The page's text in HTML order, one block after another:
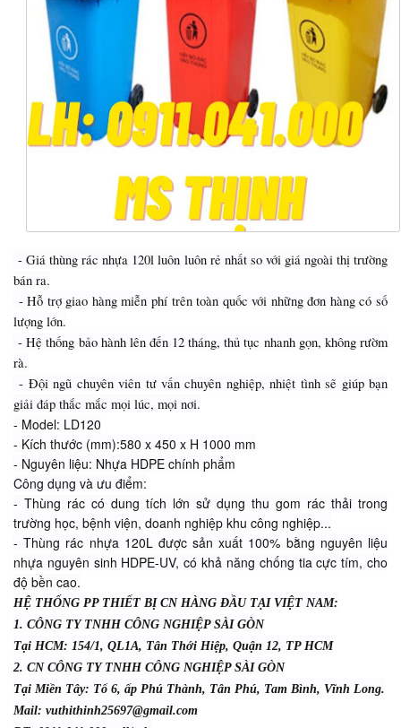
- Giá thùng rác nhựa 120l luôn luôn rẻ nhất so với giá ngoài thị trường
bán ra.
- Hỗ trợ giao hàng miễn phí trên toàn quốc với những đơn hàng có số
lượng lớn.
- Hệ thống bảo hành lên đến 12 tháng, thủ tục nhanh gọn, không rườm
rà.
- Đội ngũ chuyên viên tư vấn chuyên nghiệp, nhiệt tình sẽ giúp bạn
giải đáp thắc mắc mọi lúc, mọi nơi.
- Model: LD120
- Kích thước (mm):580 x 450 x H 1000 mm
- Nguyên liệu: Nhựa HDPE chính phẩm
Công dụng và ưu điểm:
- Thùng rác có dung tích lớn sử dụng thu gom rác thải trong
trường học, bệnh viện, doanh nghiệp khu công nghiệp...
- Thùng rác nhựa 120L được sản xuất 100% bằng nguyên liệu
nhựa nguyên sinh HDPE-UV, có khả năng chống tia cực tím, cho
độ bền cao.
HỆ THỐNG PP THIẾT BỊ CN HÀNG ĐẦU TẠI VIỆT NAM:
1. CÔNG TY TNHH CÔNG NGHIỆP SÀI GÒN
Tại HCM: 154/1, QL1A, Tân Thới Hiệp, Quận 12, TP HCM
2. CN CÔNG TY TNHH CÔNG NGHIỆP SÀI GÒN
Tại Miền Tây: Tổ 6, ấp Phú Thành, Tân Phú, Tam Bình, Vĩnh Long.
Mail: vuthithinh25697@gmail.com